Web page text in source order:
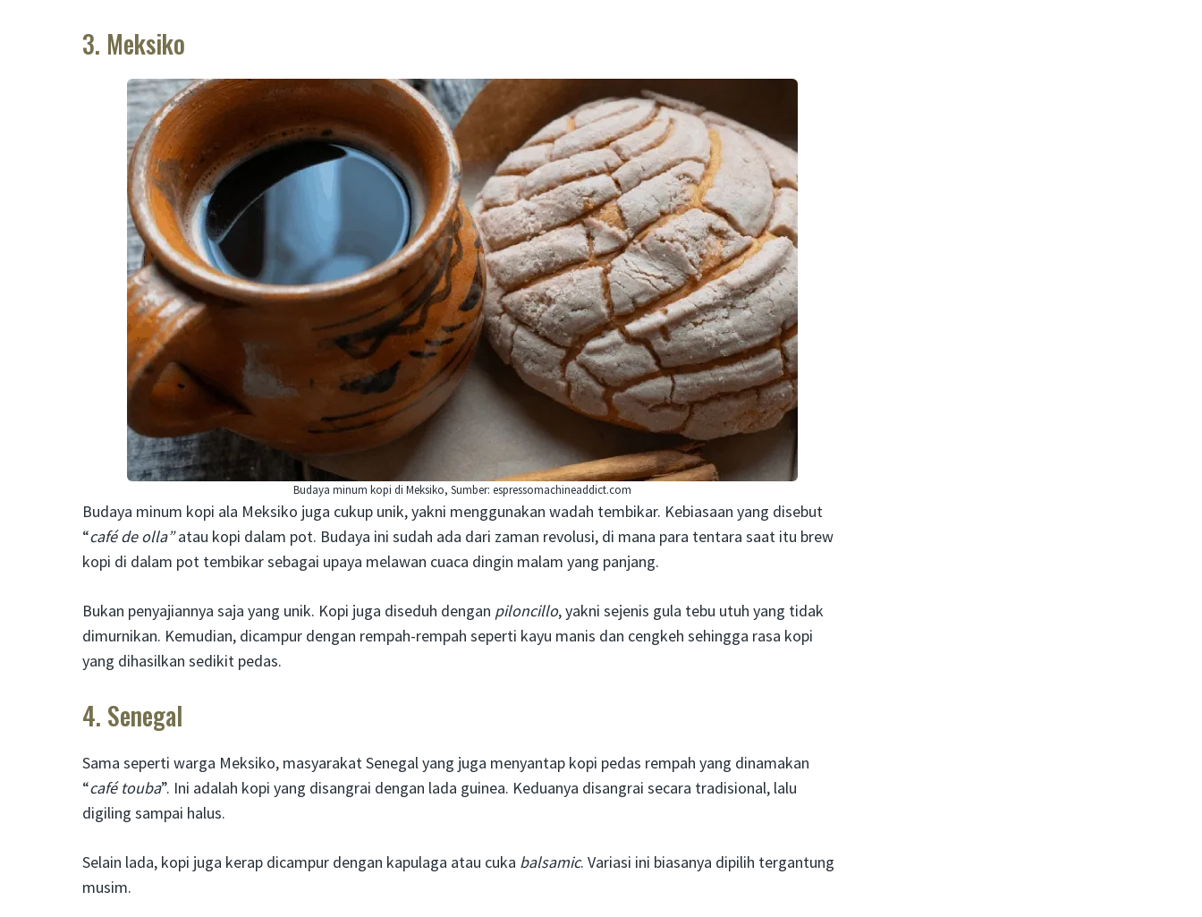
3. Meksiko
Budaya minum kopi di Meksiko, Sumber: espressomachineaddict.com
Budaya minum kopi ala Meksiko juga cukup unik, yakni menggunakan wadah tembikar. Kebiasaan yang disebut
“café de olla”atau kopi dalam pot. Budaya ini sudah ada dari zaman revolusi, di mana para tentara saat itu brew
kopi di dalam pot tembikar sebagai upaya melawan cuaca dingin malam yang panjang.
Bukan penyajiannya saja yang unik. Kopi juga diseduh dengan piloncillo, yakni sejenis gula tebu utuh yang tidak
dimurnikan. Kemudian, dicampur dengan rempah-rempah seperti kayu manis dan cengkeh sehingga rasa kopi
yang dihasilkan sedikit pedas.
4. Senegal
Sama seperti warga Meksiko, masyarakat Senegal yang juga menyantap kopi pedas rempah yang dinamakan
“café touba”. Ini adalah kopi yang disangrai dengan lada guinea. Keduanya disangrai secara tradisional, lalu
digiling sampai halus.
Selain lada, kopi juga kerap dicampur dengan kapulaga atau cuka balsamic. Variasi ini biasanya dipilih tergantung
musim.